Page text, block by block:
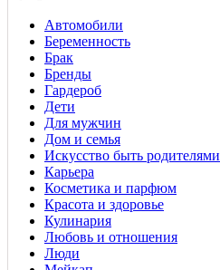
Автомобили
Беременность
Брак
Бренды
Гардероб
Дети
Для мужчин
Дом и семья
Искусство быть родителями
Карьера
Косметика и парфюм
Красота и здоровье
Кулинария
Любовь и отношения
Люди